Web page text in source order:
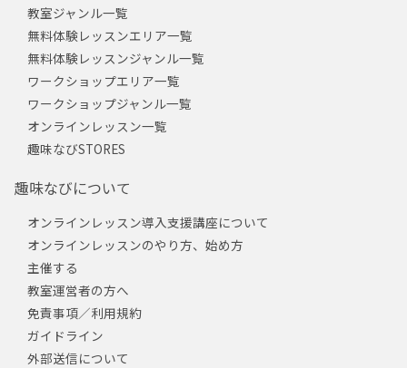
教室ジャンル一覧
無料体験レッスンエリア一覧
無料体験レッスンジャンル一覧
ワークショップエリア一覧
ワークショップジャンル一覧
オンラインレッスン一覧
趣味なびSTORES
趣味なびについて
オンラインレッスン導入支援講座について
オンラインレッスンのやり方、始め方
主催する
教室運営者の方へ
免責事項／利用規約
ガイドライン
外部送信について